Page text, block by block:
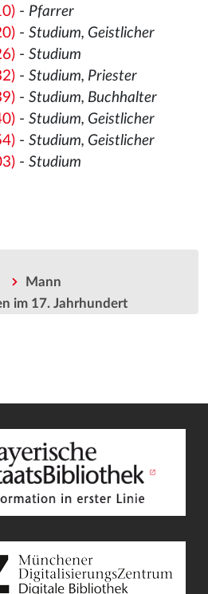
- Pfarrer
- Studium, Geistlicher
- Studium
- Studium, Priester
- Studium, Buchhalter
- Studium, Geistlicher
- Studium, Geistlicher
- Studium
Mann
im 17. Jahrhundert